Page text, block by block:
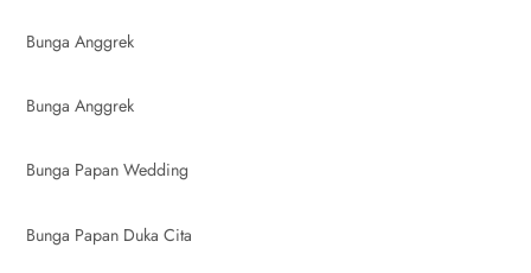
Bunga Anggrek
Bunga Anggrek
Bunga Papan Wedding
Bunga Papan Duka Cita